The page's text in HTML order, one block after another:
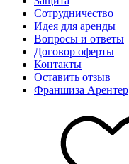
Сотрудничество
Идея для аренды
Вопросы и ответы
Договор оферты
Контакты
Оставить отзыв
Франшиза Арентер